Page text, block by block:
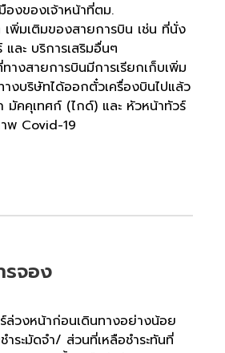
องของเจ้าหน้าที่ตม.
เพิ่มเติมของสายการบิน เช่น ที่นั่ง
และ บริการเสริมอื่นๆ
างสายการบินมีการเรียกเก็บเพิ่ม
งบริษัทได้ออกตั๋วเครื่องบินไปแล้ว
มัคคุเทศก์ (ไกด์) และ หัวหน้าทัวร์
พ Covid-19
รจอง
วงหน้าก่อนเดินทางอย่างน้อย
ำระมัดจำ/ ส่วนที่เหลือชำระทันที่